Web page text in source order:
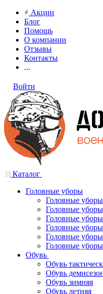
Акции
Блог
Помощь
О компании
Отзывы
Контакты
...
Войти
Каталог
Головные уборы
Головные
Головные
Головные
Головные
Головные
Головные
Обувь
Обувь
Обувь
Обувь зимняя
Обувь летняя